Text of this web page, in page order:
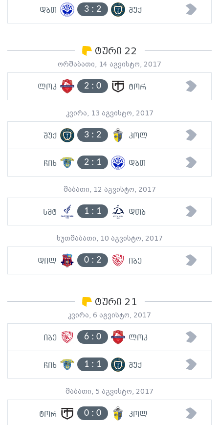
დბთ 3: 2 შუქ
ტური 22
ორშაბათი, 14 აგვისტო, 2017
ლოკ 2: 0 ტორ
კვირა, 13 აგვისტო, 2017
შუქ 3: 2 კოლ
ჩიხ 2: 1 დბთ
შაბათი, 12 აგვისტო, 2017
სმტ 1: 1 დთბ
ხუთშაბათი, 10 აგვისტო, 2017
დილ 0: 2 იბე
ტური 21
კვირა, 6 აგვისტო, 2017
იბე 6: 0 ლოკ
ჩიხ 1: 1 შუქ
შაბათი, 5 აგვისტო, 2017
ტორ 0: 0 კოლ